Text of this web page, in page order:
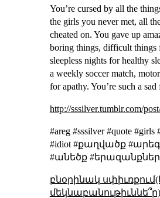
You’re cursed by all the
the girls you never met, all
cheated on. You gave up
boring things, difficult things
sleepless nights for healthy
a weekly soccer match,
for apathy. You’re such a
http://sssilver.tumblr.com/
#areg #sssilver #quote #girls
#idiot #քաղվածք
#անեծք #երազանքներ
բնօրինակ
մեկնաբանութիւննե՞ր)